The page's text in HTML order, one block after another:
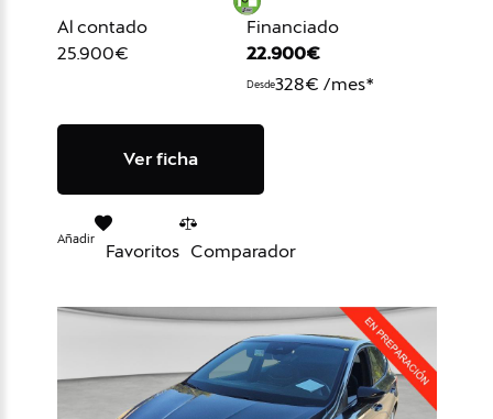
Al contado
25.900€
Financiado
22.900€
Desde328€ /mes*
Ver ficha
Añadir
Favoritos Comparador